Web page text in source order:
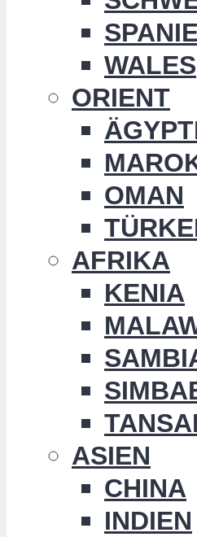
WALES
ORIENT
OMAN
AFRIKA
KENIA
ASIEN
CHINA
INDIEN